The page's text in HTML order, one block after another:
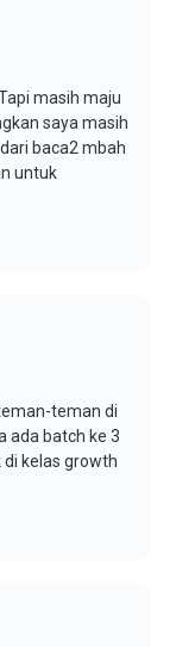
masih maju
saya masih
baca2 mbah
untuk
teman di
ada batch ke 3
di kelas growth